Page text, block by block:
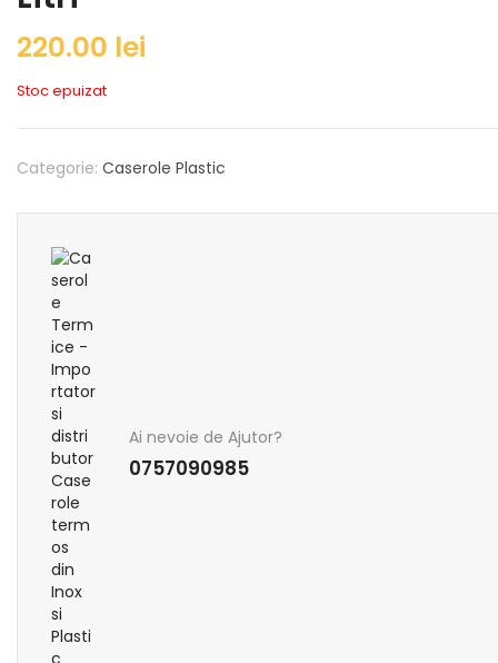
220.00 lei
Stoc epuizat
Categorie: Caserole Plastic
Ai nevoie de Ajutor?
0757090985